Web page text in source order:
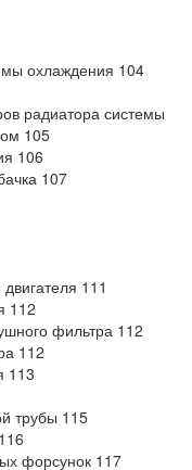
охлаждения 104
радиатора системы
105
106
107
111
112
фильтра 112
112
113
трубы 115
форсунок 117